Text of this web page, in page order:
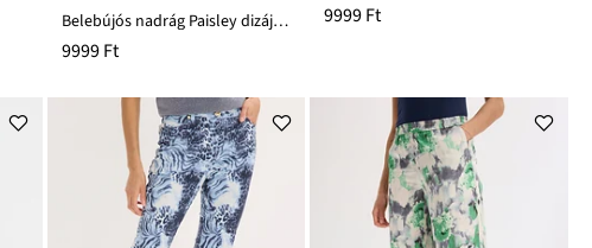
Belebújós nadrág Paisley dizájnban
9999 Ft
9999 Ft